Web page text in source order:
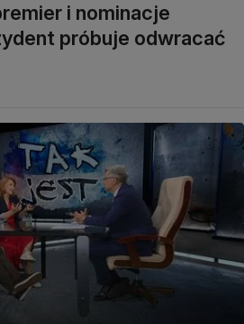
i nominacje
próbuje odwracać